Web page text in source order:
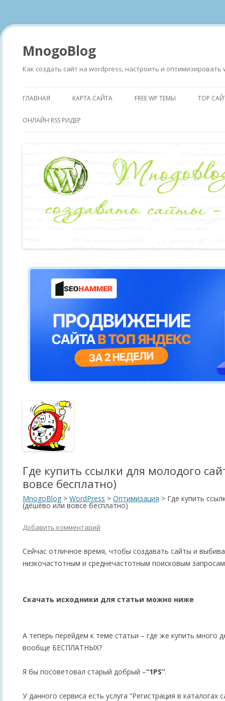
MnogoBlog
Как создать сайт на wordpress, настроить и оптимизировать
ГЛАВНАЯ КАРТА САЙТА FREE WP ТЕМЫ TOP
ОНЛАЙН RSS РИДЕР
Где купить ссылки для молодого
вовсе бесплатно)
MnogoBlog > WordPress > Оптимизация > Где купить
(дёшево или вовсе бесплатно)
Добавить комментарий
Сейчас отличное время, чтобы создавать сайты и
низкочастотным и среднечастотным поисковым
Скачать исходники для статьи можно ниже
А теперь перейдем к теме статьи – где же купить много
вообще БЕСПЛАТНЫХ?
Я бы посоветовал старый добрый –“1PS”.
У данного сервиса есть услуга “Регистрация в каталогах